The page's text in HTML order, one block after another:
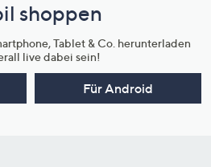
shoppen
Tablet & Co. herunterladen
live dabei sein!
Für Android